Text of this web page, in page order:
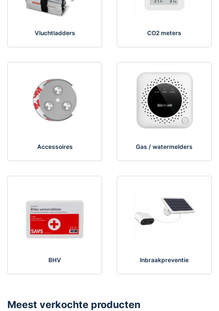
Vluchtladders CO2 meters
Accessoires Gas / watermelders
BHV Inbraakpreventie
Meest verkochte producten